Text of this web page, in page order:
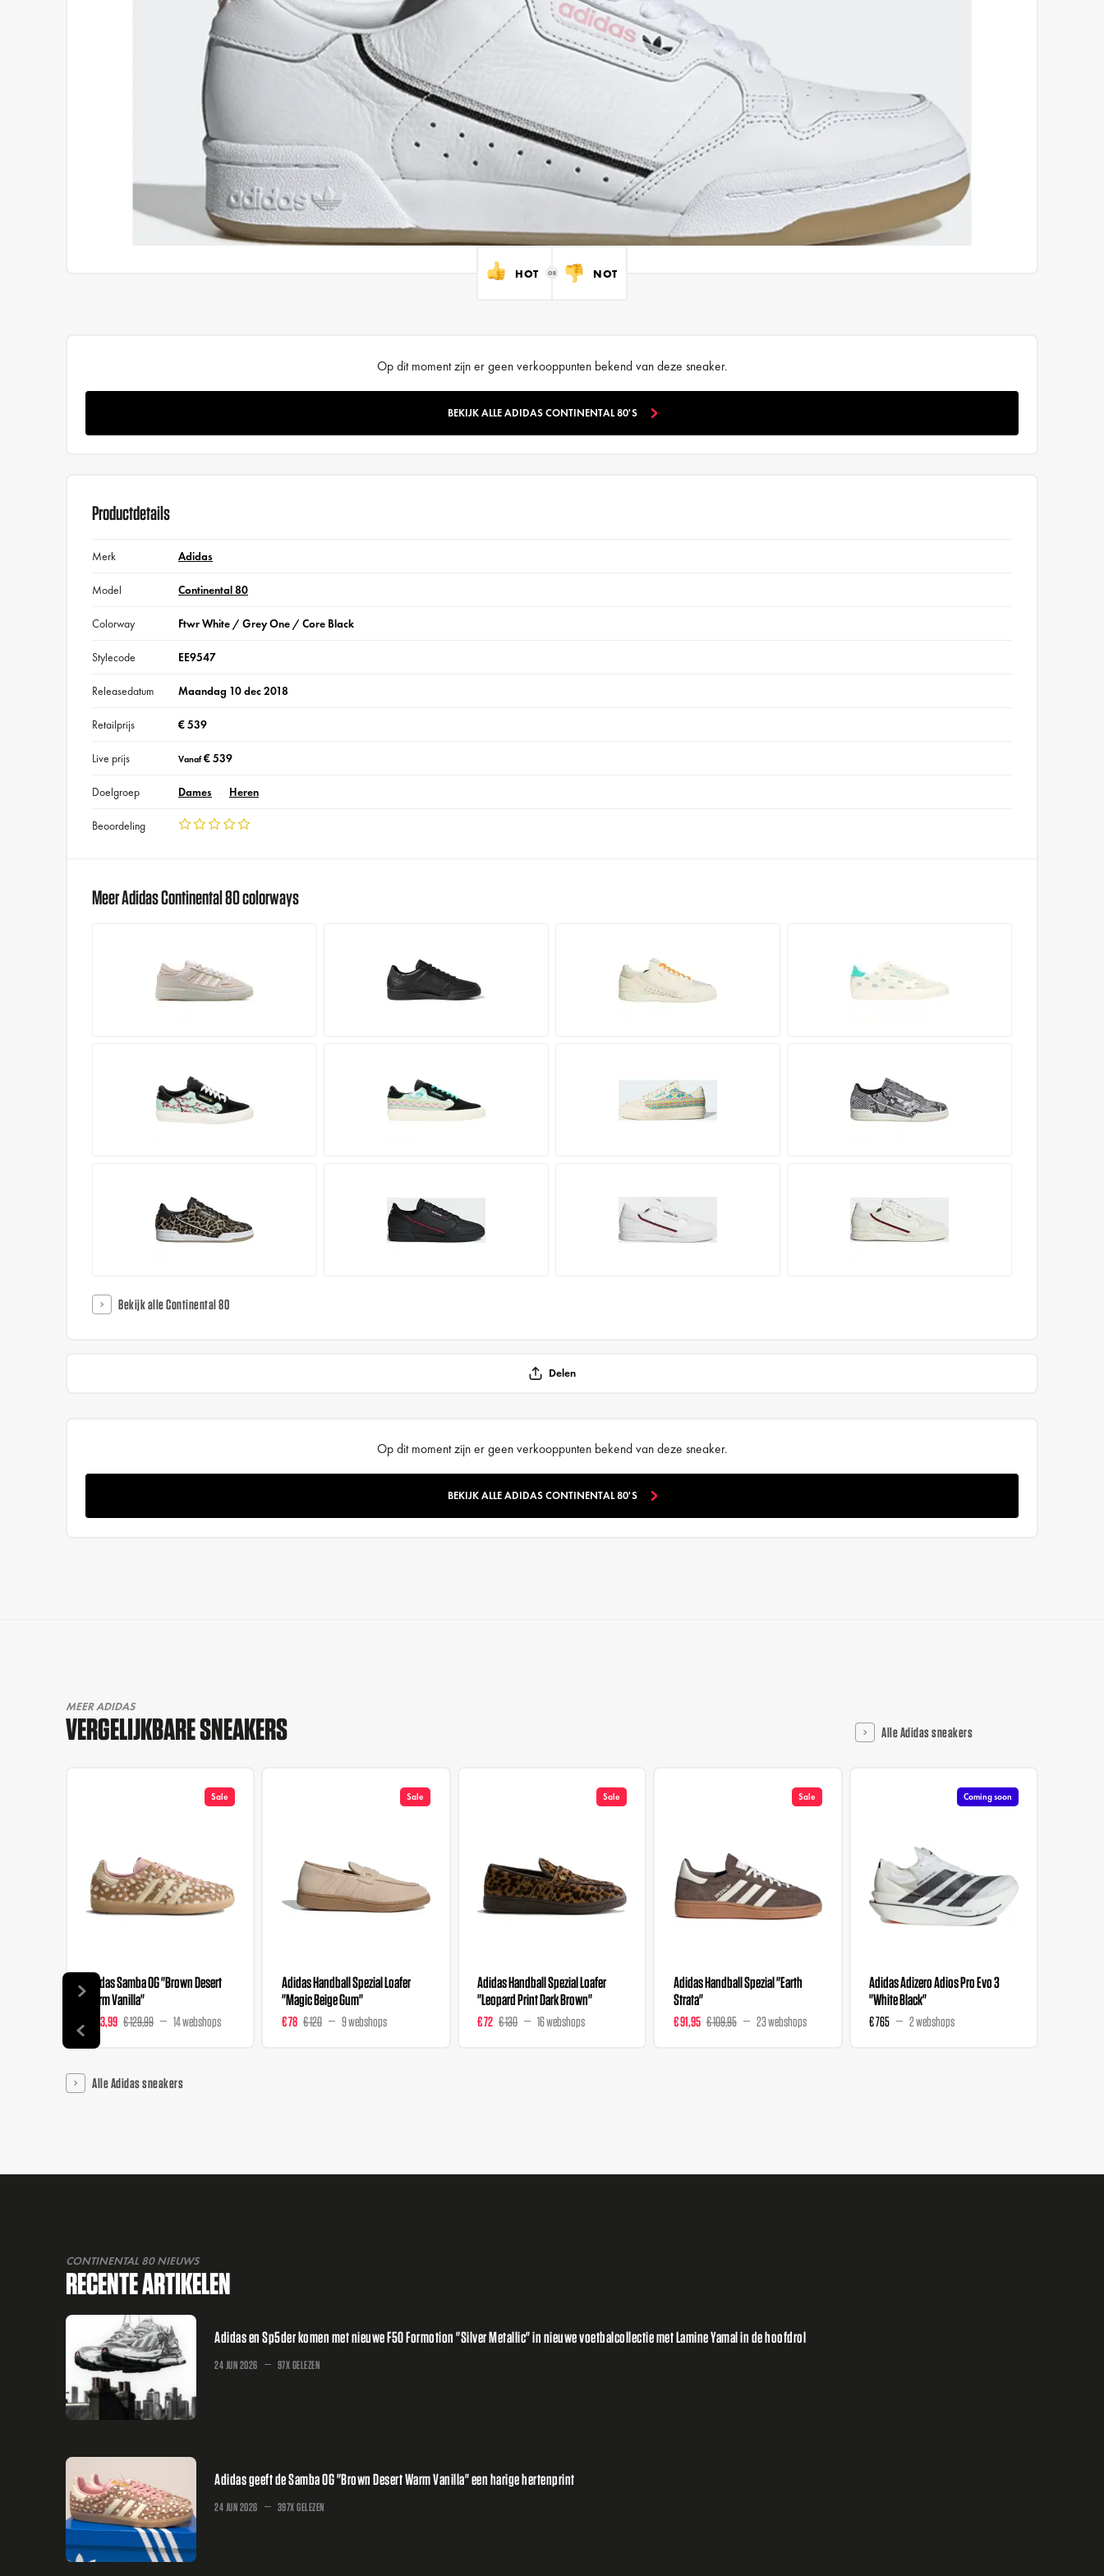
HOT NOT
Op dit moment zijn er geen verkooppunten bekend van deze sneaker.
BEKIJK ALLE ADIDAS CONTINENTAL 80'S
Productdetails
Merk Adidas
Model Continental 80
Colorway Ftwr White / Grey One / Core Black
Stylecode EE9547
Releasedatum Maandag 10 dec 2018
Retailprijs € 539
Live prijs Vanaf€ 539
Doelgroep Dames Heren
Beoordeling
Meer Adidas Continental 80 colorways
Bekijk alle Continental 80
Delen
Op dit moment zijn er geen verkooppunten bekend van deze sneaker.
BEKIJK ALLE ADIDAS CONTINENTAL 80'S
MEER ADIDAS
VERGELIJKBARE SNEAKERS Alle Adidas sneakers
Sale
Adidas Samba OG "Brown Desert
Warm Vanilla"
€ 103,99 € 129,99 14 webshops
Sale
Adidas Handball Spezial Loafer
"Magic Beige Gum"
€ 78 € 120 9 webshops
Sale
Adidas Handball Spezial Loafer
"Leopard Print Dark Brown"
€ 72 € 130 16 webshops
Sale
Adidas Handball Spezial "Earth
Strata"
€ 91,95 € 109,95 23 webshops
Coming soon
Adidas Adizero Adios Pro Evo 3
"White Black"
€ 765 2 webshops
Alle Adidas sneakers
CONTINENTAL 80 NIEUWS
RECENTE ARTIKELEN
Adidas en Sp5der komen met nieuwe F50 Formotion "Silver Metallic" in nieuwe voetbalcollectie met Lamine Yamal in de hoofdrol
24 JUN 2026 97X GELEZEN
Adidas geeft de Samba OG "Brown Desert Warm Vanilla" een harige hertenprint
24 JUN 2026 397X GELEZEN